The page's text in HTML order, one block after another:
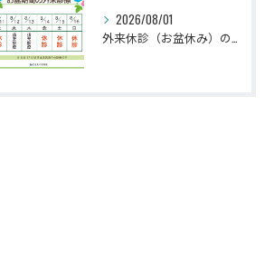
2026/08/01
外来休診（お盆休み）のお知らせ